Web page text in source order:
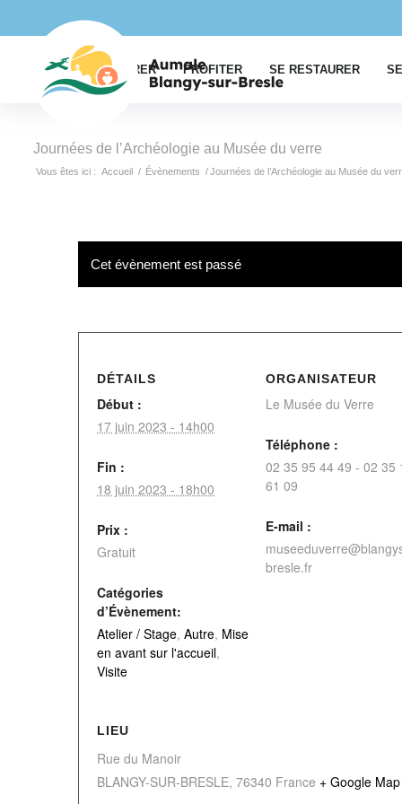
EXPLORER PROFITER SE RESTAURER
Journées de l’Archéologie au Musée du verre
Vous êtes ici : Accueil / Évènements /Journées de l’Archéologie au Musée du
Cet évènement est passé
DÉTAILS
Début :
17 juin 2023 - 14h00
Fin :
18 juin 2023 - 18h00
Prix :
Gratuit
Catégories
d’Évènement:
Atelier / Stage, Autre, Mise
en avant sur l'accueil,
Visite
ORGANISATEUR
Le Musée du Verre
Téléphone :
02 35 95 44 49 - 02 35
61 09
E-mail :
bresle.fr
LIEU
Rue du Manoir
BLANGY-SUR-BRESLE, 76340 France + Google Map